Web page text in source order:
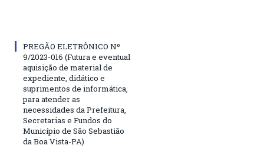
PREGÃO ELETRÔNICO Nº
9/2023-016 (Futura e eventual
aquisição de material de
expediente, didático e
suprimentos de informática,
para atender as
necessidades da Prefeitura,
Secretarias e Fundos do
Município de São Sebastião
da Boa Vista-PA)